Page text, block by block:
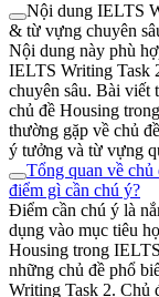
Nội dung IELTS
& từ vựng chuyên
Nội dung này phù
IELTS Writing Task
chuyên sâu. Bài viết
chủ đề Housing
thường gặp về chủ
ý tưởng và từ vựng
Tổng quan về
điểm gì cần chú ý?
Điểm cần chú ý là
dụng vào mục tiêu
Housing trong
những chủ đề phổ
Writing Task 2. Chủ